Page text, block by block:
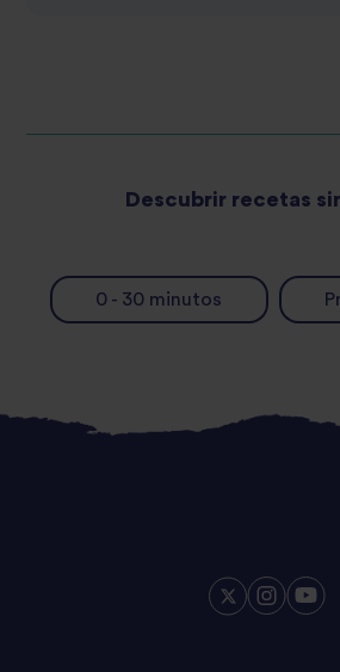
Descubrir recetas
0 - 30 minutos